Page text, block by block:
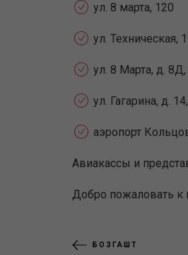
ул. 8 марта, 120
ул. Техническая,
ул. 8 Марта, д.
ул. Гагарина, д.
аэропорт
Авиакассы и
Добро пожаловать к
БОЗГАШТ